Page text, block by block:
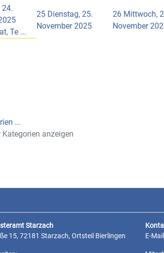
24.
Te ...
25 Dienstag, 25.
November 2025
26 Mittwoch,
November
...
Kategorien anzeigen
Starzach
15, 72181 Starzach, Ortsteil Bierlingen
E-